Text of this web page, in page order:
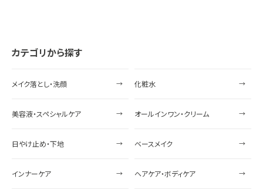
カテゴリから探す
メイク落とし・洗顔 化粧水
美容液・スペシャルケア オールインワン・クリーム
日やけ止め・下地 ベースメイク
インナーケア ヘアケア・ボディケア